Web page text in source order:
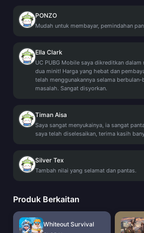
PONZO
Mudah untuk membayar, pemindahan
Ella Clark
UC PUBG Mobile saya dikreditkan
dua minit! Harga yang hebat dan
telah menggunakannya selama berbulan-
masalah. Sangat disyorkan.
Timan Aisa
Saya sangat menyukainya, ia sangat
saya telah diselesaikan, terima kasih
Silver Tex
Tambah nilai yang selamat dan pantas.
Produk Berkaitan
Whiteout Survival